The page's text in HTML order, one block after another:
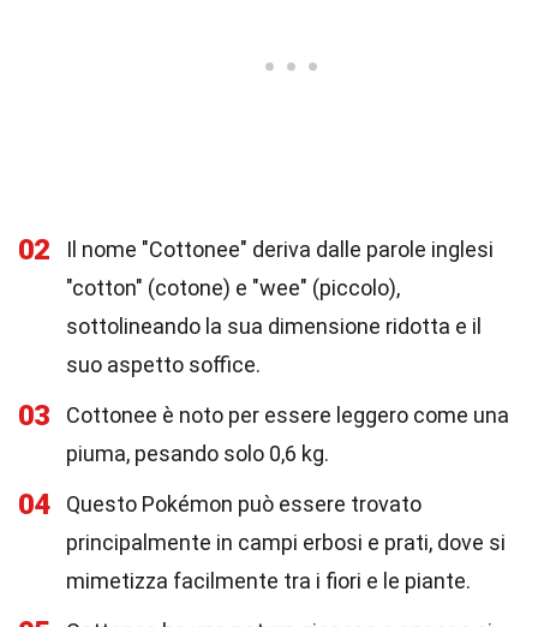
02
Il nome "Cottonee" deriva dalle parole inglesi
"cotton" (cotone) e "wee" (piccolo),
sottolineando la sua dimensione ridotta e il
suo aspetto soffice.
03
Cottonee è noto per essere leggero come una
piuma, pesando solo 0,6 kg.
04
Questo Pokémon può essere trovato
principalmente in campi erbosi e prati, dove si
mimetizza facilmente tra i fiori e le piante.